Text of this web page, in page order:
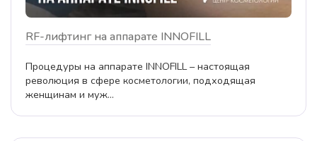
RF-лифтинг на аппарате INNOFILL
Процедуры на аппарате INNOFILL – настоящая
революция в сфере косметологии, подходящая
женщинам и муж...